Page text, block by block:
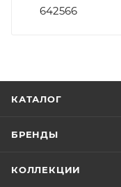
642566
КАТАЛОГ
БРЕНДЫ
КОЛЛЕКЦИИ